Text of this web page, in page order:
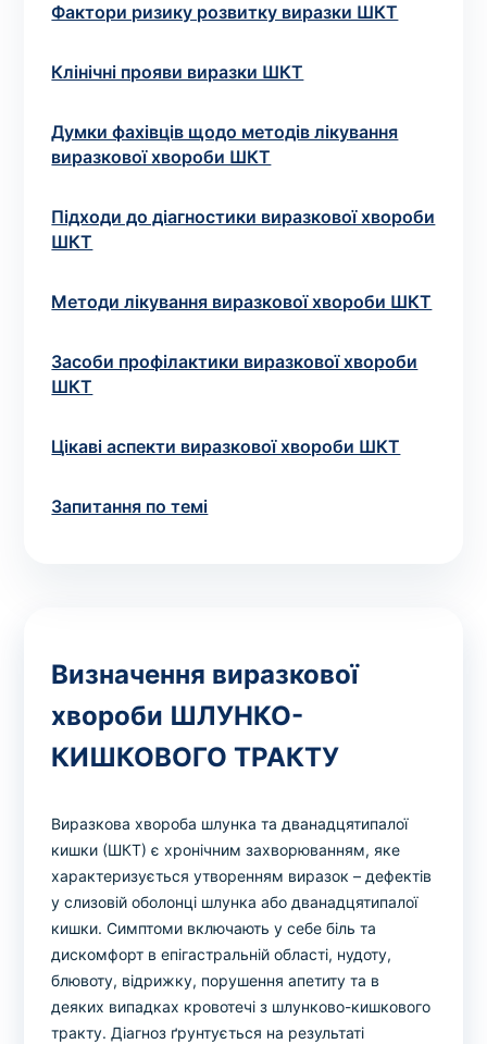
Фактори ризику розвитку виразки ШКТ
Клінічні прояви виразки ШКТ
Думки фахівців щодо методів лікування
виразкової хвороби ШКТ
Підходи до діагностики виразкової хвороби
ШКТ
Методи лікування виразкової хвороби ШКТ
Засоби профілактики виразкової хвороби
ШКТ
Цікаві аспекти виразкової хвороби ШКТ
Запитання по темі
Визначення виразкової
хвороби ШЛУНКО-
КИШКОВОГО ТРАКТУ
Виразкова хвороба шлунка та дванадцятипалої
кишки (ШКТ) є хронічним захворюванням, яке
характеризується утворенням виразок – дефектів
у слизовій оболонці шлунка або дванадцятипалої
кишки. Симптоми включають у себе біль та
дискомфорт в епігастральній області, нудоту,
блювоту, відрижку, порушення апетиту та в
деяких випадках кровотечі з шлунково-кишкового
тракту. Діагноз ґрунтується на результаті
Вибрати клініку
Оформити замовлення
запишіться до лікаряна консультацію .
своєчасного оновлення розміщеного на сайті
непорозумінь, рекомендуємо уточнювати вартість
та терміни виконання досліджень за телефонами,